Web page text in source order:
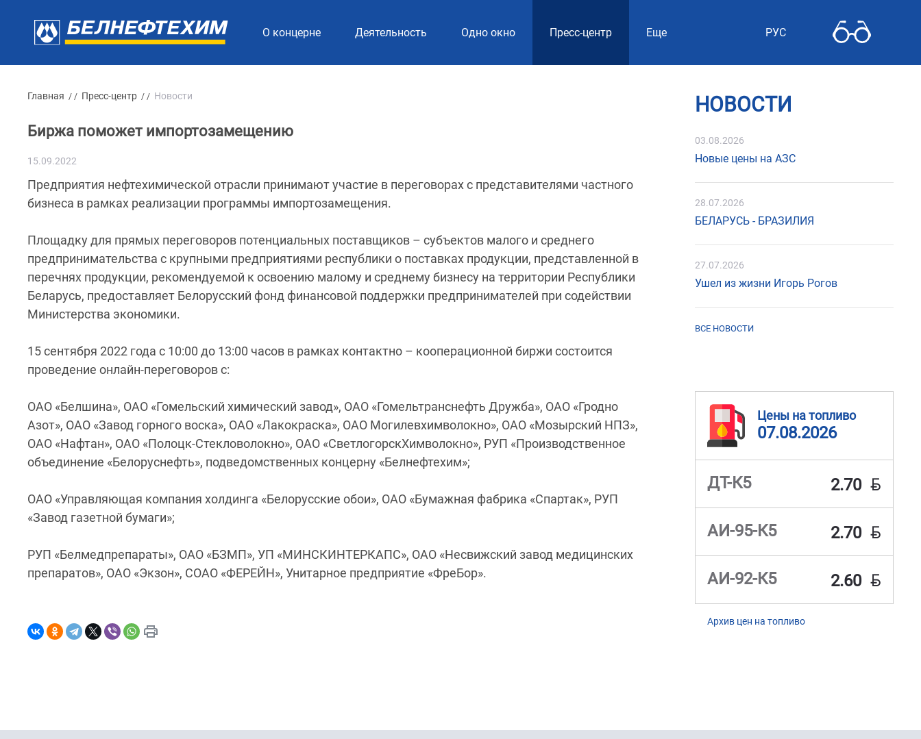
О концерне Деятельность Одно окно Пресс-центр Еще РУС
Главная / / Пресс-центр / / Новости
Биржа поможет импортозамещению
15.09.2022
Предприятия нефтехимической отрасли принимают участие в переговорах с представителями частного
бизнеса в рамках реализации программы импортозамещения.
Площадку для прямых переговоров потенциальных поставщиков – субъектов малого и среднего
предпринимательства с крупными предприятиями республики о поставках продукции, представленной в
перечнях продукции, рекомендуемой к освоению малому и среднему бизнесу на территории Республики
Беларусь, предоставляет Белорусский фонд финансовой поддержки предпринимателей при содействии
Министерства экономики.
15 сентября 2022 года с 10:00 до 13:00 часов в рамках контактно – кооперационной биржи состоится
проведение онлайн-переговоров с:
ОАО «Белшина», ОАО «Гомельский химический завод», ОАО «Гомельтранснефть Дружба», ОАО «Гродно
Азот», ОАО «Завод горного воска», ОАО «Лакокраска», ОАО Могилевхимволокно», ОАО «Мозырский НПЗ»,
ОАО «Нафтан», ОАО «Полоцк-Стекловолокно», ОАО «СветлогорскХимволокно», РУП «Производственное
объединение «Белоруснефть», подведомственных концерну «Белнефтехим»;
ОАО «Управляющая компания холдинга «Белорусские обои», ОАО «Бумажная фабрика «Спартак», РУП
«Завод газетной бумаги»;
РУП «Белмедпрепараты», ОАО «БЗМП», УП «МИНСКИНТЕРКАПС», ОАО «Несвижский завод медицинских
препаратов», ОАО «Экзон», СОАО «ФЕРЕЙН», Унитарное предприятие «ФреБор».
НОВОСТИ
03.08.2026
Новые цены на АЗС
28.07.2026
БЕЛАРУСЬ - БРАЗИЛИЯ
27.07.2026
Ушел из жизни Игорь Рогов
ВСЕ НОВОСТИ
Цены на топливо
07.08.2026
ДТ-К5 2.70 BYN
АИ-95-К5 2.70 BYN
АИ-92-К5 2.60 BYN
Архив цен на топливо